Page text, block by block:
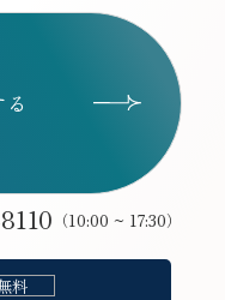
（10:00 ~ 17:30）
料